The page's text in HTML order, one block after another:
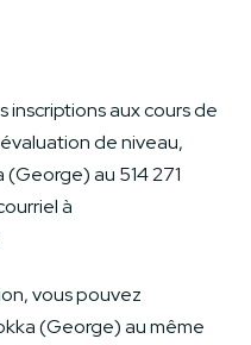
inscriptions aux cours de
de niveau,
au 514 271
à
vous pouvez
(George) au même